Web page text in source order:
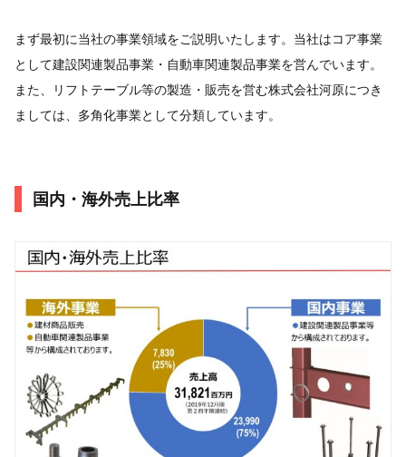
まず最初に当社の事業領域をご説明いたします。当社はコア事業
として建設関連製品事業・自動車関連製品事業を営んでいます。
また、リフトテーブル等の製造・販売を営む株式会社河原につき
ましては、多角化事業として分類しています。
国内・海外売上比率